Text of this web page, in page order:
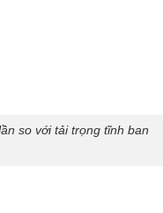
so với tải trọng tĩnh ban